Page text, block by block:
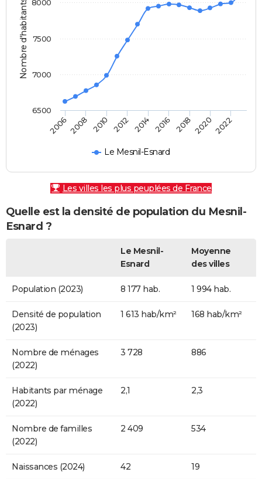
Nombre d'habitants
Le Mesnil-Esnard
20062008 2010 2012 2014 2016 2018 20202022
6500
7000
7500
8000
Les villes les plus peuplées de France
Quelle est la densité de population du Mesnil-
Esnard ?
Le Mesnil-
Esnard
Moyenne
des villes
Population (2023) 8 177 hab. 1 994 hab.
Densité de population
(2023)
1 613 hab/km² 168 hab/km²
Nombre de ménages
(2022)
3 728 886
Habitants par ménage
(2022)
2,1 2,3
Nombre de familles
(2022)
2 409 534
Naissances (2024) 42 19